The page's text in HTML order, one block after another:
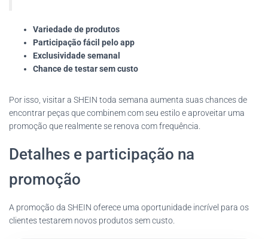
Variedade de produtos
Participação fácil pelo app
Exclusividade semanal
Chance de testar sem custo
Por isso, visitar a SHEIN toda semana aumenta suas chances de
encontrar peças que combinem com seu estilo e aproveitar uma
promoção que realmente se renova com frequência.
Detalhes e participação na
promoção
A promoção da SHEIN oferece uma oportunidade incrível para os
clientes testarem novos produtos sem custo.